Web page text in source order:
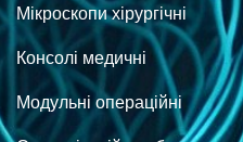
Мікроскопи хірургічні
Консолі медичні
Модульні операційні